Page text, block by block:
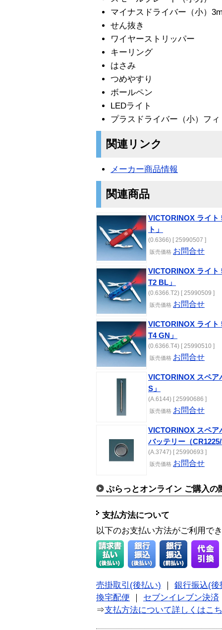
マイナスドライバー（小）
せん抜き
ワイヤーストリッパー
キーリング
はさみ
つめやすり
ボールペン
LEDライト
プラスドライバー（小）フ
関連リンク
メーカー商品情報
関連商品
VICTORINOX ライト
ト」
(0.6366) [ 25990507 ]
販売価格 お問合せ
VICTORINOX ライト
T2 BL」
(0.6366.T2) [ 25990509 ]
販売価格 お問合せ
VICTORINOX ライト
T4 GN」
(0.6366.T4) [ 25990510 ]
販売価格 お問合せ
VICTORINOX スペア
S」
(A.6144) [ 25990686 ]
販売価格 お問合せ
VICTORINOX スペア
バッテリー（
(A.3747) [ 25990693 ]
販売価格 お問合せ
ぷらっとオンライン ご購入の
支払方法について
以下のお支払い方法がご利用で
売掛取引(後払い)
銀行振込(後
換宅配便
セブンイレブン決済
⇒支払方法について詳しくはこ